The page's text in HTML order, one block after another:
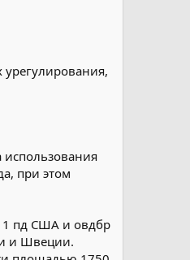
использования
при этом
1 пд США и овдбр
и Швеции.